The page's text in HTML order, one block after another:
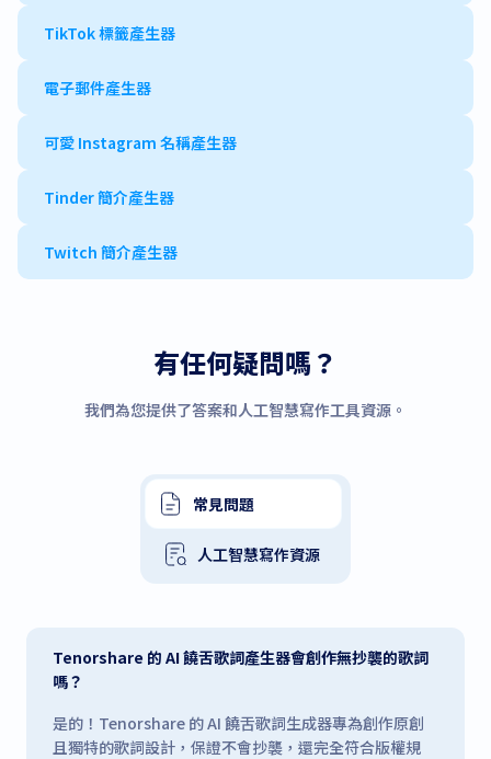
TikTok 標籤產生器
電子郵件產生器
可愛 Instagram 名稱產生器
Tinder 簡介產生器
Twitch 簡介產生器
有任何疑問嗎？
我們為您提供了答案和人工智慧寫作工具資源。
常見問題
人工智慧寫作資源
Tenorshare 的 AI 饒舌歌詞產生器會創作無抄襲的歌詞
嗎？
是的！Tenorshare 的 AI 饒舌歌詞生成器專為創作原創
且獨特的歌詞設計，保證不會抄襲，還完全符合版權規